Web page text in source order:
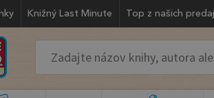
Knižný Last Minute Top z našich